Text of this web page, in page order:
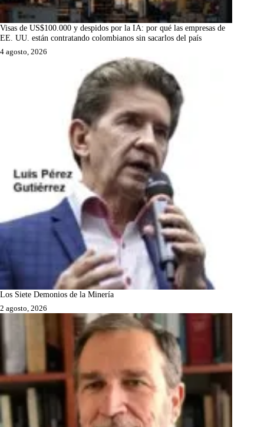
Visas de US$100.000 y despidos por la IA: por qué las empresas de
EE. UU. están contratando colombianos sin sacarlos del país
4 agosto, 2026
Los Siete Demonios de la Minería
2 agosto, 2026